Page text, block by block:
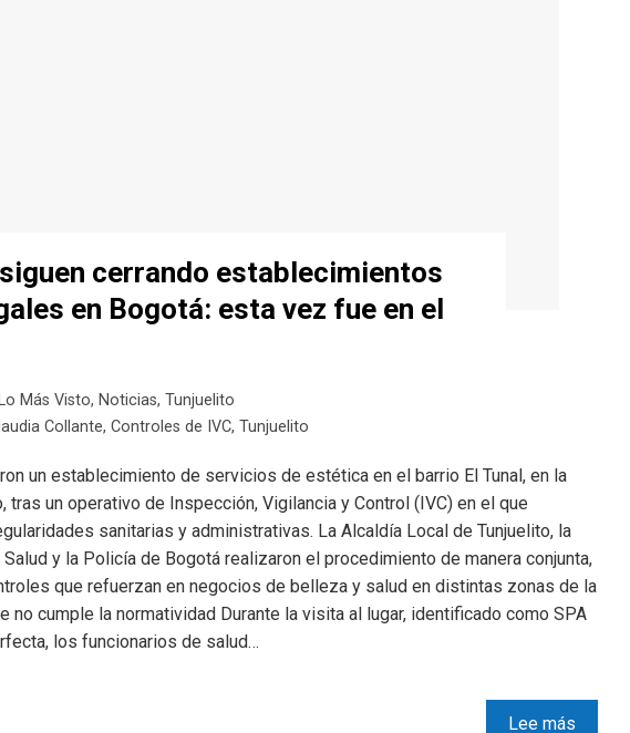
cerrando establecimientos
en Bogotá: esta vez fue en el
Lo Más Visto, Noticias, Tunjuelito
Collante, Controles de IVC, Tunjuelito
un establecimiento de servicios de estética en el barrio El Tunal, en la
tras un operativo de Inspección, Vigilancia y Control (IVC) en el que
sanitarias y administrativas. La Alcaldía Local de Tunjuelito, la
y la Policía de Bogotá realizaron el procedimiento de manera conjunta,
que refuerzan en negocios de belleza y salud en distintas zonas de la
no cumple la normatividad Durante la visita al lugar, identificado como SPA
los funcionarios de salud…
Lee más